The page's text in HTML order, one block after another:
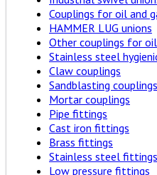
Couplings for oil and
HAMMER LUG unions
Other couplings for
Stainless steel
Claw couplings
Sandblasting couplings
Mortar couplings
Pipe fittings
Cast iron fittings
Brass fittings
Stainless steel fittings
Low pressure fittings